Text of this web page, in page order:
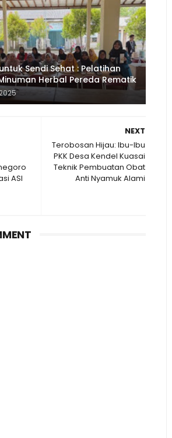
Sendi Sehat : Pelatihan
Herbal Pereda Rematik
NEXT
Terobosan Hijau: Ibu-Ibu
PKK Desa Kendel Kuasai
Teknik Pembuatan Obat
Anti Nyamuk Alami
ASI